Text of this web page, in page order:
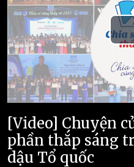
[Video] Chuyện
phần thắp sáng
dậu Tổ quốc